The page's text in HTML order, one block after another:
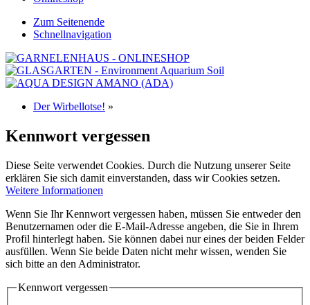
Zum Seitenende
Schnellnavigation
Der Wirbellotse! »
Kennwort vergessen
Diese Seite verwendet Cookies. Durch die Nutzung unserer Seite
erklären Sie sich damit einverstanden, dass wir Cookies setzen.
Weitere Informationen
Wenn Sie Ihr Kennwort vergessen haben, müssen Sie entweder den
Benutzernamen oder die E-Mail-Adresse angeben, die Sie in Ihrem
Profil hinterlegt haben. Sie können dabei nur eines der beiden Felder
ausfüllen. Wenn Sie beide Daten nicht mehr wissen, wenden Sie
sich bitte an den Administrator.
Kennwort vergessen